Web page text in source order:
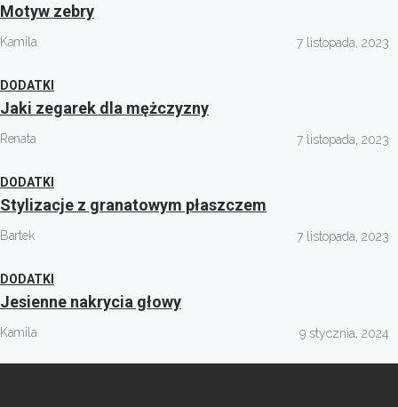
Motyw zebry
Kamila 7 listopada, 2023
DODATKI
Jaki zegarek dla mężczyzny
Renata 7 listopada, 2023
DODATKI
Stylizacje z granatowym płaszczem
Bartek 7 listopada, 2023
DODATKI
Jesienne nakrycia głowy
Kamila 9 stycznia, 2024